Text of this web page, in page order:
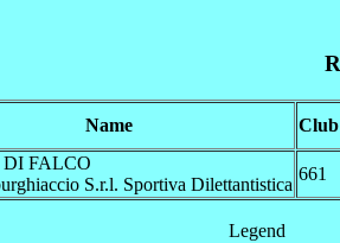
Name Club
DI FALCO
S.r.l. Sportiva Dilettantistica
661
Legend